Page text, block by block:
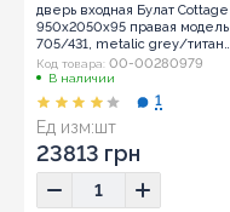
дверь входная Булат Cottage
950x2050x95 правая модель
705/431, metalic grey/титан
(0031)
Код товара: 00-00280979
В наличии
Ед изм:шт
1
23813 грн